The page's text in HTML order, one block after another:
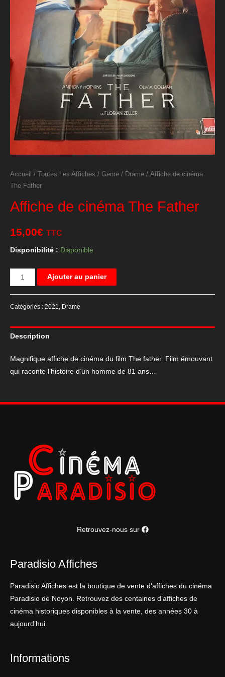
Accueil / Toutes Les Affiches / Genre / Drame / Affiche de cinéma
The Father
Affiche de cinéma The Father
15,00€ TTC
Disponibilité : Disponible
quantité
de
The
Ajouter au panier
Catégories : 2021 Drame
Description
Magnifique affiche de cinéma du film The father. Film émouvant
qui raconte l’histoire d’un homme de 81 ans…
Retrouvez-nous sur
Paradisio Affiches
Paradisio Affiches est la boutique de vente d’affiches du cinéma
Paradisio de Noyon. Retrouvez des centaines d’affiches de
cinéma historiques disponibles à la vente, des années 30 à
aujourd’hui.
Informations